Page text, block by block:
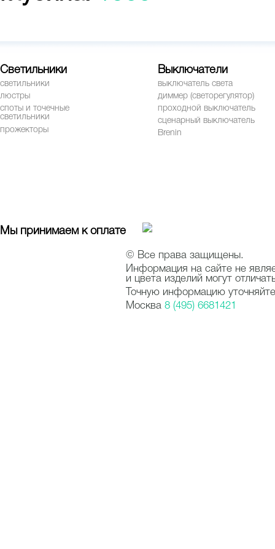
Светильники
светильники
люстры
споты и точечные
светильники
прожекторы
Выключатели
выключатель света
диммер (светорегулятор)
проходной выключатель
сценарный выключатель
Brenin
Мы принимаем к оплате
© Все права защищены.
Информация на сайте не
и цвета изделий могут
Точную информацию
Москва 8 (495) 6681421